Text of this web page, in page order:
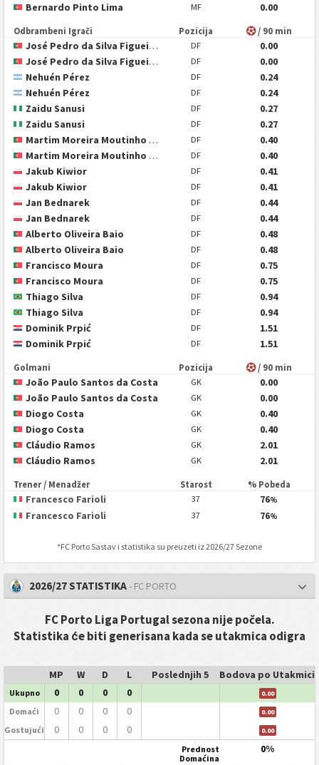
Bernardo Pinto Lima MF 0.00
Odbrambeni Igrači Pozicija / 90 min
José Pedro da Silva Figueiredo Freitas DF
0.00
José Pedro da Silva Figueiredo Freitas
DF
0.00
Nehuén Pérez
DF
0.24
Nehuén Pérez
DF
0.24
Zaidu Sanusi
DF
0.27
Zaidu Sanusi
DF
0.27
Martim Moreira Moutinho Fernandes
DF
0.40
Martim Moreira Moutinho Fernandes
DF
0.40
Jakub Kiwior
DF
0.41
Jakub Kiwior
DF
0.41
Jan Bednarek
DF
0.44
Jan Bednarek
DF
0.44
Alberto Oliveira Baio
DF
0.48
Alberto Oliveira Baio
DF
0.48
Francisco Moura
DF
0.75
Francisco Moura
DF
0.75
Thiago Silva
DF
0.94
Thiago Silva
DF
0.94
Dominik Prpić
DF
1.51
Dominik Prpić
DF 1.51
Golmani Pozicija / 90 min
João Paulo Santos da Costa GK
0.00
João Paulo Santos da Costa
GK
0.00
Diogo Costa
GK
0.40
Diogo Costa
GK
0.40
Cláudio Ramos
GK
2.01
Cláudio Ramos
GK 2.01
Trener / Menadžer Starost % Pobeda
Francesco Farioli 37 76%
Francesco Farioli 37 76%
*FC PortoSastav i statistika su preuzeti iz 2026/27 Sezone
2026/27 STATISTIKA- FC PORTO
FC Porto Liga Portugal sezona nije počela.
Statistika će biti generisana kada se utakmica odigra
MP W D L Poslednjih 5 Bodova po Utakmici
Ukupno 0 0 0 0 0.00
Domaći 0 0 0 0 0.00
Gostujući 0 0 0 0 0.00
Prednost
Domaćina
0%